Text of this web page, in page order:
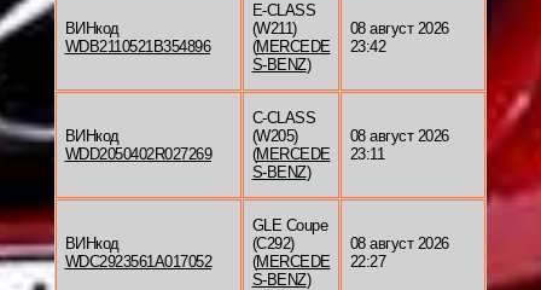
ВИНкод
WDB2110521B354896
E-CLASS
(W211)
(MERCEDE
S-BENZ)
08 август 2026
23:42
ВИНкод
WDD2050402R027269
C-CLASS
(W205)
(MERCEDE
S-BENZ)
08 август 2026
23:11
ВИНкод
WDC2923561A017052
GLE Coupe
(C292)
(MERCEDE
S-BENZ)
08 август 2026
22:27